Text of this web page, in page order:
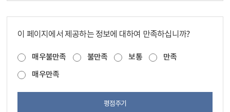
이 페이지에서 제공하는 정보에 대하여 만족하십니까?
매우불만족 불만족 보통
만족
매우만족
평점주기